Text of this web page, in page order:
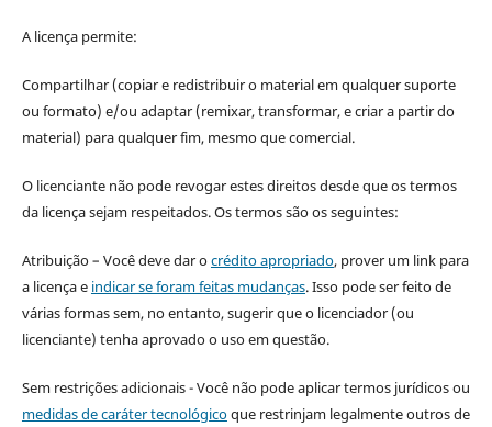
A licença permite:
Compartilhar (copiar e redistribuir o material em qualquer suporte
ou formato) e/ou adaptar (remixar, transformar, e criar a partir do
material) para qualquer fim, mesmo que comercial.
O licenciante não pode revogar estes direitos desde que os termos
da licença sejam respeitados. Os termos são os seguintes:
Atribuição – Você deve dar ocrédito apropriado, prover um link para
a licença e indicar se foram feitas mudanças. Isso pode ser feito de
várias formas sem, no entanto, sugerir que o licenciador (ou
licenciante) tenha aprovado o uso em questão.
Sem restrições adicionais - Você não pode aplicar termos jurídicos ou
medidas de caráter tecnológicoque restrinjam legalmente outros de